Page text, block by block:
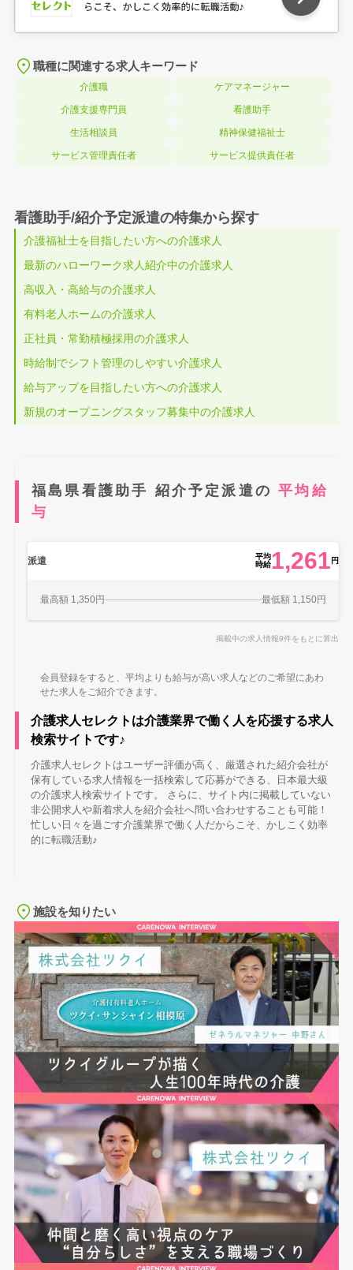
職種に関連する求人キーワード
介護職 ケアマネージャー
介護支援専門員 看護助手
生活相談員 精神保健福祉士
サービス管理責任者 サービス提供責任者
看護助手/紹介予定派遣の特集から探す
介護福祉士を目指したい方への介護求人
最新のハローワーク求人紹介中の介護求人
高収入・高給与の介護求人
有料老人ホームの介護求人
正社員・常勤積極採用の介護求人
時給制でシフト管理のしやすい介護求人
給与アップを目指したい方への介護求人
新規のオープニングスタッフ募集中の介護求人
福島県看護助手 紹介予定派遣の平均給
与
派遣
平均
時給1,261 円
最高額 1,350円 最低額 1,150円
掲載中の求人情報9件をもとに算出
会員登録をすると、平均よりも給与が高い求人などのご希望にあわ
せた求人をご紹介できます。
介護求人セレクトは介護業界で働く人を応援する求人
検索サイトです♪
介護求人セレクトはユーザー評価が高く、厳選された紹介会社が
保有している求人情報を一括検索して応募ができる、日本最大級
の介護求人検索サイトです。 さらに、サイト内に掲載していない
非公開求人や新着求人を紹介会社へ問い合わせすることも可能！
忙しい日々を過ごす介護業界で働く人だからこそ、かしこく効率
的に転職活動♪
施設を知りたい